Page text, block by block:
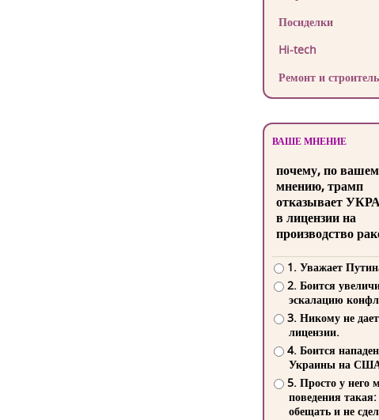
Посиделки
Hi-tech
Ремонт и
ВАШЕ МНЕНИЕ
почему, по
мнению, трамп
отказывает
в лицензии на
производство
1. Уважает
2. Боится
эскалацию
3. Никому не
лицензии.
4. Боится
Украины на
5. Просто у него
поведения такая:
обещать и не